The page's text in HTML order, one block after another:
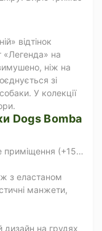
відтінок
«Легенда» на
ніж на
зі
У колекції
Dogs Bomba
приміщення (+15…
з еластаном
манжети,
дизайн на грудях